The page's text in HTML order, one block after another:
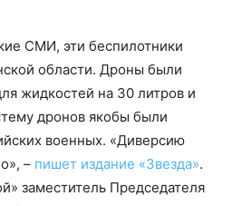
СМИ, эти беспилотники
области. Дроны были
жидкостей на 30 литров и
дронов якобы были
военных. «Диверсию
– пишет издание «Звезда».
заместитель Председателя